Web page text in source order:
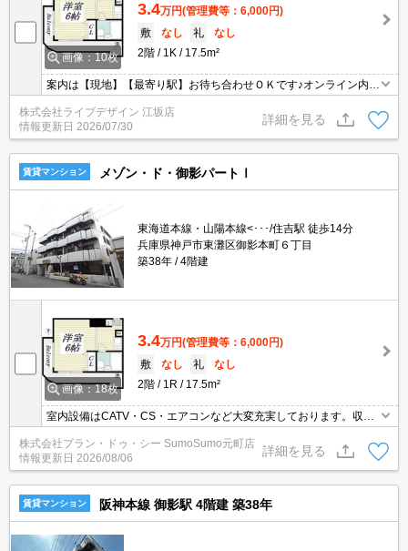
画像：10枚
3.4万円(管理費等：6,000円)
敷
なし 礼
なし
2階
1K 17.5m²
案内は【現地】【最寄り駅】お待ち合わせＯＫです♪オンライン内見
株式会社ライブデザイン 江坂店
情報更新日 2026/07/30
詳細を見る
賃貸マンション メゾン・ド・御影パートⅠ
東海道本線・山陽本線<･･･/住吉駅 徒歩14分
兵庫県神戸市東灘区御影本町６丁目
築38年
4階建
画像：18枚
3.4万円(管理費等：6,000円)
敷
なし 礼
なし
2階
1R 17.5m²
室内設備はCATV・CS・エアコンなど大変充実しております。収納
用することも可能です。通風良好で陽の当たる気持ちの良い物件を
ご提供いたします。快適な通信速度でパソコンが使用できる光回線
の物件です。2沿線を利用できる、利便性の高い物件です。
株式会社プラン・ドゥ・シー SumoSumo元町店
情報更新日 2026/08/06
詳細を見る
賃貸マンション 阪神本線 御影駅 4階建 築38年